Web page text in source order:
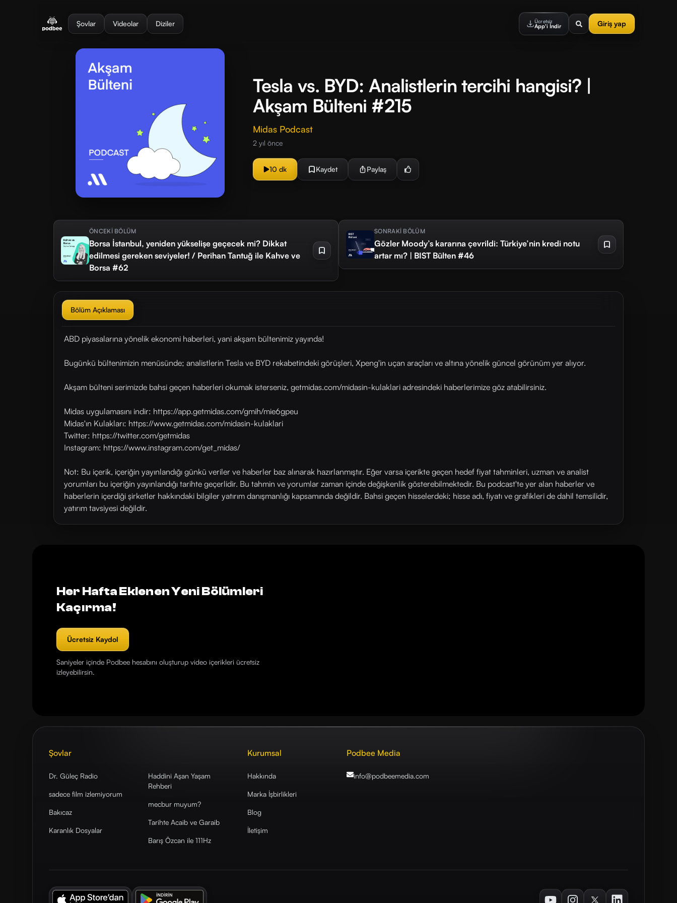
Şovlar Videolar Diziler Ücretsiz
App'i İndir Giriş yap
Tesla vs. BYD: Analistlerin tercihi hangisi? |
Akşam Bülteni #215
Midas Podcast
2 yıl önce
10 dk Kaydet Paylaş
ÖNCEKİ BÖLÜM
Borsa İstanbul, yeniden yükselişe geçecek mi? Dikkat
edilmesi gereken seviyeler! / Perihan Tantuğ ile Kahve ve
Borsa #62
SONRAKİ BÖLÜM
Gözler Moody’s kararına çevrildi: Türkiye’nin kredi notu
artar mı? | BIST Bülten #46
Bölüm Açıklaması
ABD piyasalarına yönelik ekonomi haberleri, yani akşam bültenimiz yayında!
Bugünkü bültenimizin menüsünde; analistlerin Tesla ve BYD rekabetindeki görüşleri, Xpeng'in uçan araçları ve altına yönelik güncel görünüm yer alıyor.
Akşam bülteni serimizde bahsi geçen haberleri okumak isterseniz, getmidas.com/midasin-kulaklari adresindeki haberlerimize göz atabilirsiniz.
Midas uygulamasını indir: https://app.getmidas.com/gmih/mie6gpeu
Midas'ın Kulakları: https://www.getmidas.com/midasin-kulaklari
Twitter: https://twitter.com/getmidas
Instagram: https://www.instagram.com/get_midas/
Not: Bu içerik, içeriğin yayınlandığı günkü veriler ve haberler baz alınarak hazırlanmıştır. Eğer varsa içerikte geçen hedef fiyat tahminleri, uzman ve analist
yorumları bu içeriğin yayınlandığı tarihte geçerlidir. Bu tahmin ve yorumlar zaman içinde değişkenlik gösterebilmektedir. Bu podcast'te yer alan haberler ve
haberlerin içerdiği şirketler hakkındaki bilgiler yatırım danışmanlığı kapsamında değildir. Bahsi geçen hisselerdeki; hisse adı, fiyatı ve grafikleri de dahil temsilidir,
yatırım tavsiyesi değildir.
Her Hafta Eklenen Yeni Bölümleri
Kaçırma!
Ücretsiz Kaydol
Saniyeler içinde Podbee hesabını oluşturup video içerikleri ücretsiz
izleyebilirsin.
Şovlar
Dr. Güleç Radio
sadece film izlemiyorum
Bakıcaz
Karanlık Dosyalar
Haddini Aşan Yaşam
Rehberi
mecbur muyum?
Tarihte Acaib ve Garaib
Barış Özcan ile 111Hz
Kurumsal
Hakkında
Marka İşbirlikleri
Blog
İletişim
Podbee Media
info@podbeemedia.com